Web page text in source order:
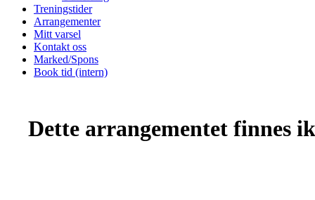
Treningstider
Arrangementer
Mitt varsel
Kontakt oss
Marked/Spons
Book tid (intern)
Dette arrangementet finnes